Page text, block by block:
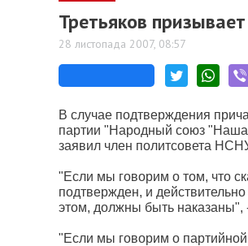
Третьяков
28 листопада 2007, 08:57
В случае подтверждения
партии "Народный союз
заявил член политсовета
"Если мы говорим о том, что
подтвержден, и
этом, должны быть наказаны",
"Если мы говорим о